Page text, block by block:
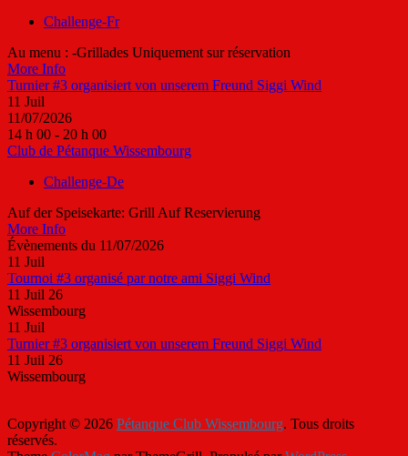
Challenge-Fr
Au menu : -Grillades Uniquement sur réservation
More Info
Turnier #3 organisiert von unserem Freund Siggi Wind
11 Juil
11/07/2026
14 h 00 - 20 h 00
Club de Pétanque Wissembourg
Challenge-De
Auf der Speisekarte: Grill Auf Reservierung
More Info
Évènements du 11/07/2026
11 Juil
Tournoi #3 organisé par notre ami Siggi Wind
11 Juil 26
Wissembourg
11 Juil
Turnier #3 organisiert von unserem Freund Siggi Wind
11 Juil 26
Wissembourg
Copyright © 2026 Pétanque Club Wissembourg. Tous droits
réservés.